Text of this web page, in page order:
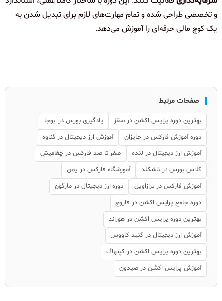
و تخصصی طراحی شده و تمام مهارت‌های لازم برای تبدیل شدن به
یک کوچ مالی حرفه‌ای را آموزش می‌دهد.
صفحات مرتبط
بهترین دوره پرایس اکشن در سقز
یادگیری بورس در ابوجا
دوره آموزش فارکس در جایزان
آموزش ارز دیجیتال در گناوه
آموزش ارز دیجیتال در لنده
صفر تا صد فارکس در چغامیش
کلاس بورس در تاشکند
آموزشگاه فارکس در یمن
آموزش فارکس در برازاویل
دوره ارز دیجیتال در مارگون
دوره جامع پرایس اکشن در فاروج
بهترین دوره پرایس اکشن در هوراند
آموزش ارز دیجیتال در گنبد کاووس
بهترین دوره پرایس اکشن در کپنهاگ
آموزش پرایس اکشن در صیدون